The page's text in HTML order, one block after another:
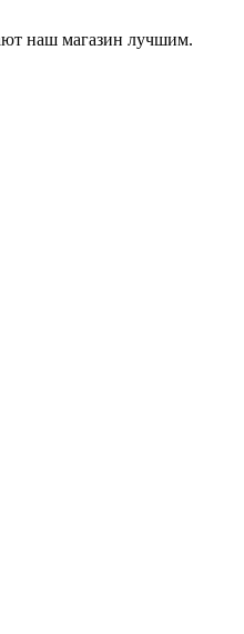
наш магазин лучшим.